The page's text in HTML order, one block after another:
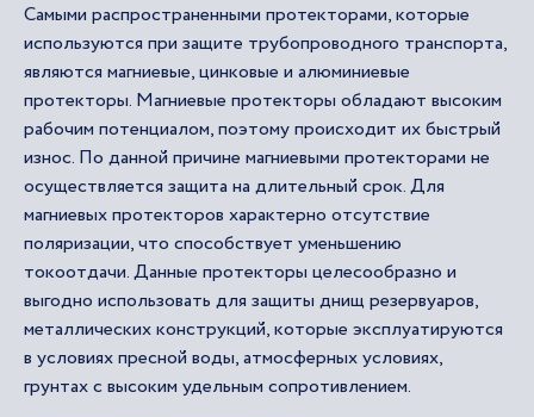
Самыми распространенными протекторами, которые
используются при защите трубопроводного транспорта,
являются магниевые, цинковые и алюминиевые
протекторы. Магниевые протекторы обладают высоким
рабочим потенциалом, поэтому происходит их быстрый
износ. По данной причине магниевыми протекторами не
осуществляется защита на длительный срок. Для
магниевых протекторов характерно отсутствие
поляризации, что способствует уменьшению
токоотдачи. Данные протекторы целесообразно и
выгодно использовать для защиты днищ резервуаров,
металлических конструкций, которые эксплуатируются
в условиях пресной воды, атмосферных условиях,
грунтах с высоким удельным сопротивлением.